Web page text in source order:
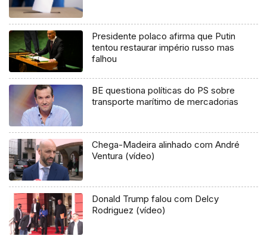
Presidente polaco afirma que Putin
tentou restaurar império russo mas
falhou
BE questiona políticas do PS sobre
transporte marítimo de mercadorias
Chega-Madeira alinhado com André
Ventura (vídeo)
Donald Trump falou com Delcy
Rodriguez (vídeo)